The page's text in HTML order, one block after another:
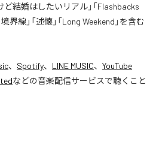
ど結婚はしたいリアル」「Flashbacks
界線」「述懐」「Long Weekend」を含む
、 Spotify、 LINE MUSIC、 YouTube
などの音楽配信サービスで聴くこと